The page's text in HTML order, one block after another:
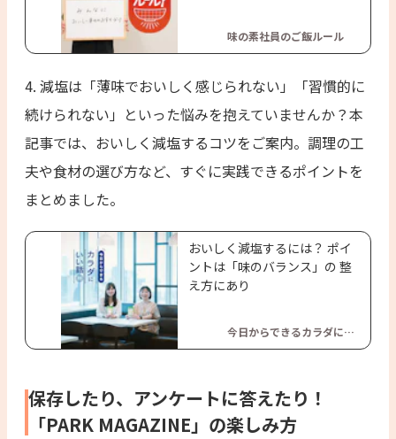
味の素社員のご飯ルール
4. 減塩は「薄味でおいしく感じられない」「習慣的に
続けられない」といった悩みを抱えていませんか？本
記事では、おいしく減塩するコツをご案内。調理の工
夫や食材の選び方など、すぐに実践できるポイントを
まとめました。
おいしく減塩するには？ ポイ
ントは「味のバランス」の 整
え方にあり
今日からできるカラダにい
い話
保存したり、アンケートに答えたり！
「PARK MAGAZINE」の楽しみ方